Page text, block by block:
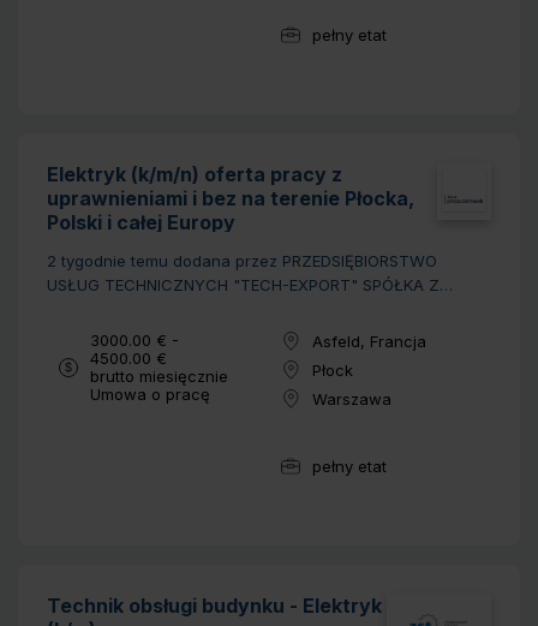
Wymiar pracy:
pełny etat
Elektryk (k/m/n) oferta pracy z
uprawnieniami i bez na terenie Płocka,
Polski i całej Europy
2 tygodnie temu dodana przez PRZEDSIĘBIORSTWO
USŁUG TECHNICZNYCH "TECH-EXPORT" SPÓŁKA Z
Wynagrodzenie:
3000.00 € -
4500.00 €
brutto miesięcznie
Typ umowy:
Umowa o pracę
Lokalizacja:
Asfeld, Francja
Lokalizacja:
Płock
Lokalizacja:
Warszawa
Wymiar pracy:
pełny etat
Technik obsługi budynku - Elektryk